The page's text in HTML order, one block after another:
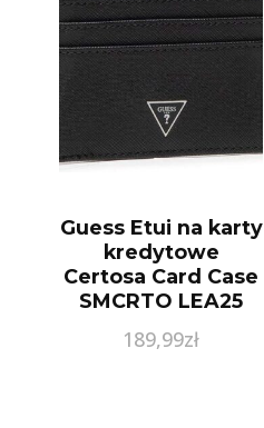
Guess Etui na karty
kredytowe
Certosa Card Case
SMCRTO LEA25
189,99zł